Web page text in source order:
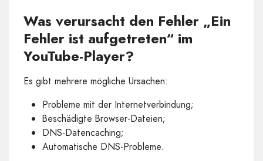
Was verursacht den Fehler „Ein
Fehler ist aufgetreten“ im
YouTube-Player?
Es gibt mehrere mögliche Ursachen:
Probleme mit der Internetverbindung;
Beschädigte Browser-Dateien;
DNS-Datencaching;
Automatische DNS-Probleme.